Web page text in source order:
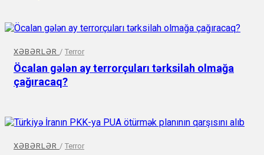
XƏBƏRLƏR / Terror
Öcalan gələn ay terrorçuları tərksilah olmağa
çağıracaq?
XƏBƏRLƏR / Terror